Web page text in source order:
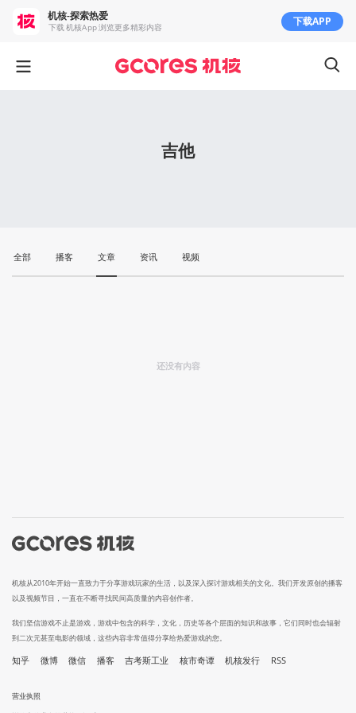
吉他
全部 播客 文章 资讯 视频
还没有内容
机核从2010年开始一直致力于分享游戏玩家的生活，以及深入探讨游戏相关的文化。我们开发原创的播客
以及视频节目，一直在不断寻找民间高质量的内容创作者。
我们坚信游戏不止是游戏，游戏中包含的科学，文化，历史等各个层面的知识和故事，它们同时也会辐射
到二次元甚至电影的领域，这些内容非常值得分享给热爱游戏的您。
知乎 微博 微信 播客 吉考斯工业 核市奇谭 机核发行 RSS
营业执照
机核-探索热爱
下载 机核App 浏览更多精彩内容 下载APP